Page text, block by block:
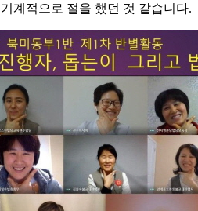
계적으로 절을 했던 것 같습니다.